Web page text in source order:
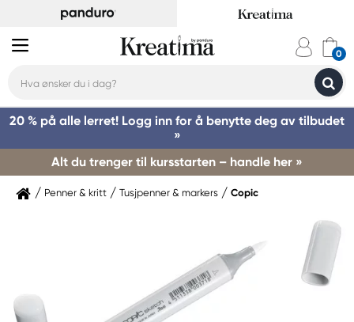
20 % på alle lerret! Logg inn for å benytte deg av tilbudet
»
Alt du trenger til kursstarten – handle her »
Penner & kritt Tusjpenner & markers Copic